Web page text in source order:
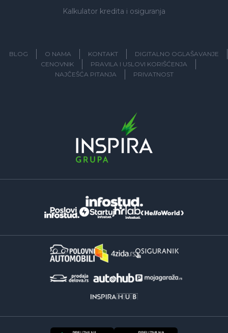
Kalkulator kredita i osiguranja
BLOG O NAMA KONTAKT
DIGITALNO OGLAŠAVANJE
CENOVNIK
PRAVILA I USLOVI KORIŠĆENJA
NAJČEŠĆA PITANJA
PRIVATNOST